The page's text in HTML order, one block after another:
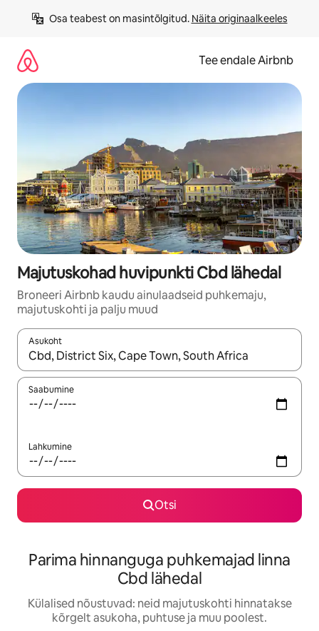
Osa teabest on masintõlgitud. Näita originaalkeeles
Tee endale Airbnb
Majutuskohad huvipunkti Cbd lähedal
Broneeri Airbnb kaudu ainulaadseid puhkemaju,
majutuskohti ja palju muud
Asukoht
Kui tulemused on kuvatud, liigu ekraanil nooleklahvidega või
Saabumine
Lahkumine
Otsi
Parima hinnanguga puhkemajad linna
Cbd lähedal
Külalised nõustuvad: neid majutuskohti hinnatakse
kõrgelt asukoha, puhtuse ja muu poolest.